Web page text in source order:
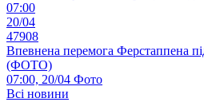
07:00
20/04
47908
Впевнена перемога Ферстаппена
(ФОТО)
07:00, 20/04 Фото
Всі новини